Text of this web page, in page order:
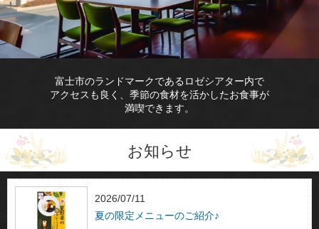
富士市のランドマークであるロゼシアター内で
アクセスも良く、季節の食材を活かしたお食事が
満喫できます。
お知らせ
2026/07/11
夏の限定メニューのご紹介♪